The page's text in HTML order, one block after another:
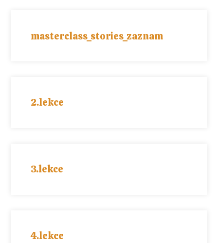
masterclass_stories_zaznam
2.lekce
3.lekce
4.lekce